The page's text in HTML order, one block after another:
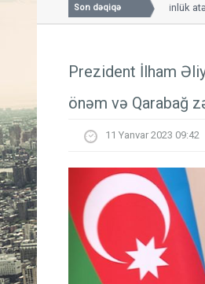
Son dəqiqə
Bessent İranla 60 günlük
Prezident İlham
önəm və Qarabağ
11 Yanvar 2023 09:42